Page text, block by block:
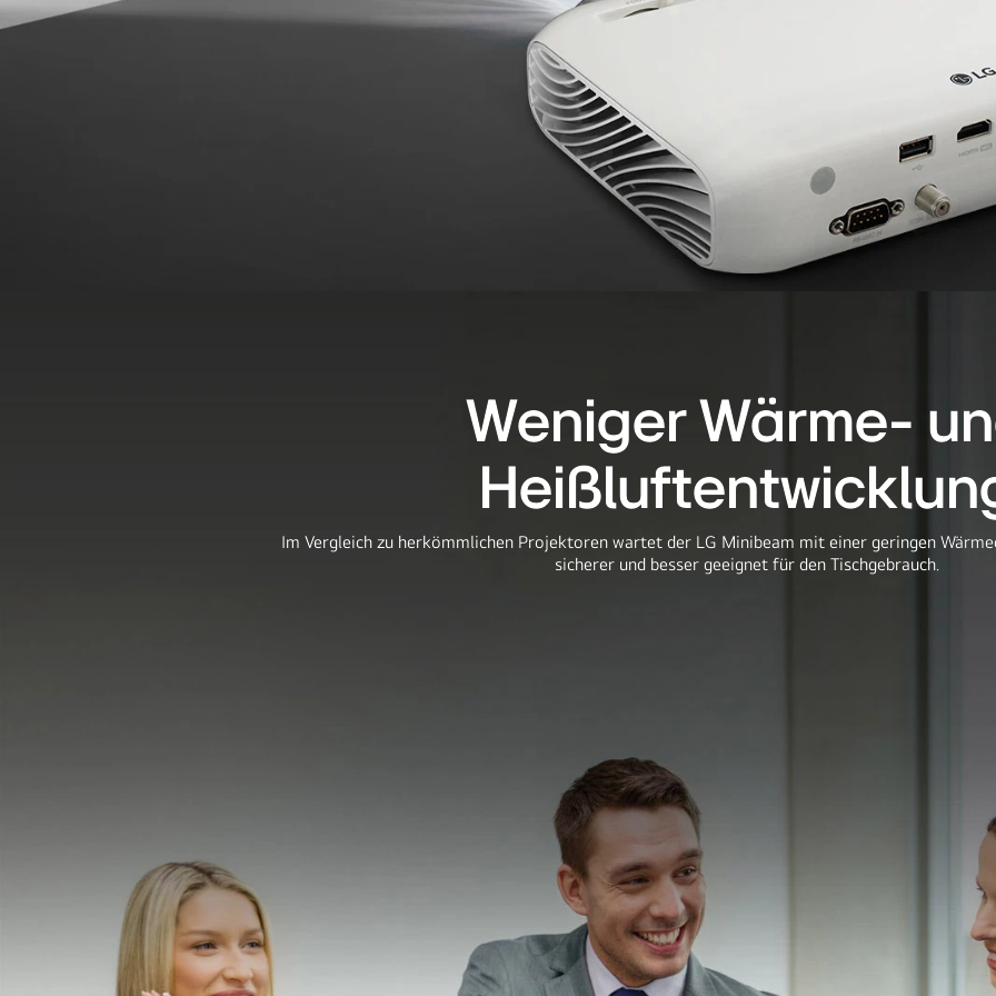
Weniger Wärme-
Im Vergleich zu herkömmlichen Projektoren wartet der LG Minibeam mit einer geringen
sicherer und besser geeignet für den Tischgebrauch.